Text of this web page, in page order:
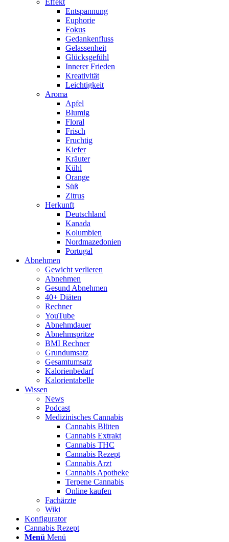
Effekt
Entspannung
Euphorie
Fokus
Gedankenfluss
Gelassenheit
Glücksgefühl
Innerer Frieden
Kreativität
Leichtigkeit
Aroma
Apfel
Blumig
Floral
Frisch
Fruchtig
Kiefer
Kräuter
Kühl
Orange
Süß
Zitrus
Herkunft
Deutschland
Kanada
Kolumbien
Nordmazedonien
Portugal
Abnehmen
Gewicht verlieren
Abnehmen
Gesund Abnehmen
40+ Diäten
Rechner
YouTube
Abnehmdauer
Abnehmspritze
BMI Rechner
Grundumsatz
Gesamtumsatz
Kalorienbedarf
Kalorientabelle
Wissen
News
Podcast
Medizinisches Cannabis
Cannabis Blüten
Cannabis Extrakt
Cannabis THC
Cannabis Rezept
Cannabis Arzt
Cannabis Apotheke
Terpene Cannabis
Online kaufen
Fachärzte
Wiki
Konfigurator
Cannabis Rezept
Menü Menü